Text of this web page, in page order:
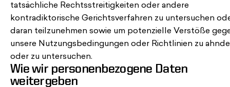
tatsächliche Rechtsstreitigkeiten oder andere
kontradiktorische Gerichtsverfahren zu untersuchen
daran teilzunehmen sowie um potenzielle Verstöße
unsere Nutzungsbedingungen oder Richtlinien zu
oder zu untersuchen.
Wie wir personenbezogene Daten
weitergeben